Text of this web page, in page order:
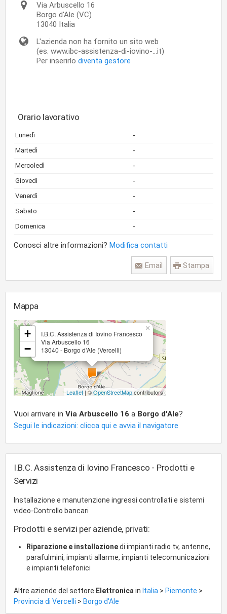
Via Arbuscello 16
Borgo d'Ale (VC)
13040 Italia
L'azienda non ha fornito un sito web
(es. www.ibc-assistenza-di-iovino-...it)
Per inserirlo diventa gestore
Orario lavorativo
Lunedì -
Martedì -
Mercoledì -
Giovedì -
Venerdì -
Sabato -
Domenica -
Conosci altre informazioni? Modifica contatti
Stampa
Email
Mappa
I.B.C. Assistenza di Iovino Francesco
Via Arbuscello 16
13040 - Borgo d'Ale (Vercelli)
×
+
−
Leaflet | ©OpenStreetMapcontributors
Vuoi arrivare in Via Arbuscello 16 a Borgo d'Ale?
Segui le indicazioni: clicca qui e avvia il navigatore
I.B.C. Assistenza di Iovino Francesco - Prodotti e
Servizi
Installazione e manutenzione ingressi controllati e sistemi
video-Controllo bancari
Prodotti e servizi per aziende, privati:
Riparazione e installazionedi impianti radio tv, antenne,
parafulmini, impianti allarme, impianti telecomunicazioni
e impianti telefonici
Altre aziende del settore Elettronica in Italia > Piemonte >
Provincia di Vercelli > Borgo d'Ale